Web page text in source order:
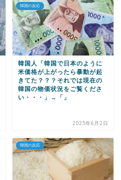
韓国の反応
韓国人「韓国で日本のように
米価格が上がったら暴動が起
きてた？？？それでは現在の
韓国の物価状況をご覧くださ
い・・・」→「」
2025年6月2日
韓国の反応